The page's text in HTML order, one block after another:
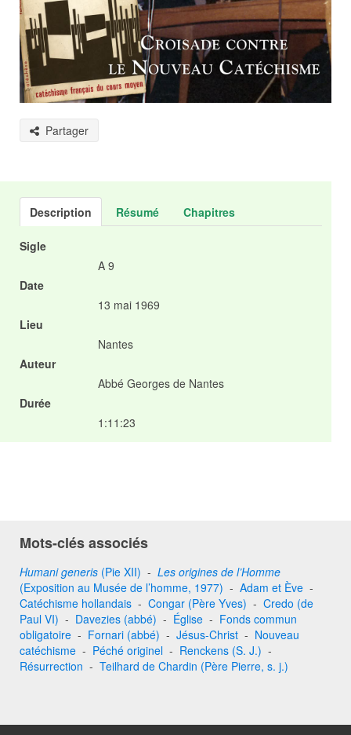
Partager
Description Résumé Chapitres
Sigle
A 9
Date
13 mai 1969
Lieu
Nantes
Auteur
Abbé Georges de Nantes
Durée
1:11:23
Mots-clés associés
Humani generis (Pie XII) - Les origines de l’Homme
(Exposition au Musée de l’homme, 1977) - Adam et Ève -
Catéchisme hollandais - Congar (Père Yves) - Credo (de
Paul VI) - Davezies (abbé) - Église - Fonds commun
obligatoire - Fornari (abbé) - Jésus-Christ - Nouveau
catéchisme - Péché originel - Renckens (S. J.) -
Résurrection - Teilhard de Chardin (Père Pierre, s. j.)